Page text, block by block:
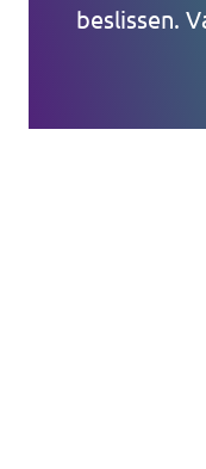
beslissen.